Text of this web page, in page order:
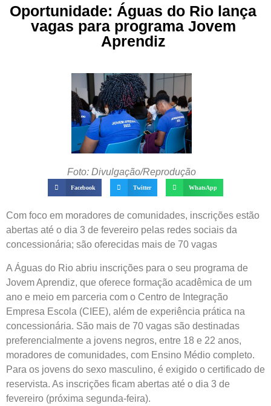
Oportunidade: Águas do Rio lança
vagas para programa Jovem
Aprendiz
Foto: Divulgação/Reprodução
Facebook Twitter WhatsApp
Com foco em moradores de comunidades, inscrições estão
abertas até o dia 3 de fevereiro pelas redes sociais da
concessionária; são oferecidas mais de 70 vagas
A Águas do Rio abriu inscrições para o seu programa de
Jovem Aprendiz, que oferece formação acadêmica de um
ano e meio em parceria com o Centro de Integração
Empresa Escola (CIEE), além de experiência prática na
concessionária. São mais de 70 vagas são destinadas
preferencialmente a jovens negros, entre 18 e 22 anos,
moradores de comunidades, com Ensino Médio completo.
Para os jovens do sexo masculino, é exigido o certificado de
reservista. As inscrições ficam abertas até o dia 3 de
fevereiro (próxima segunda-feira).